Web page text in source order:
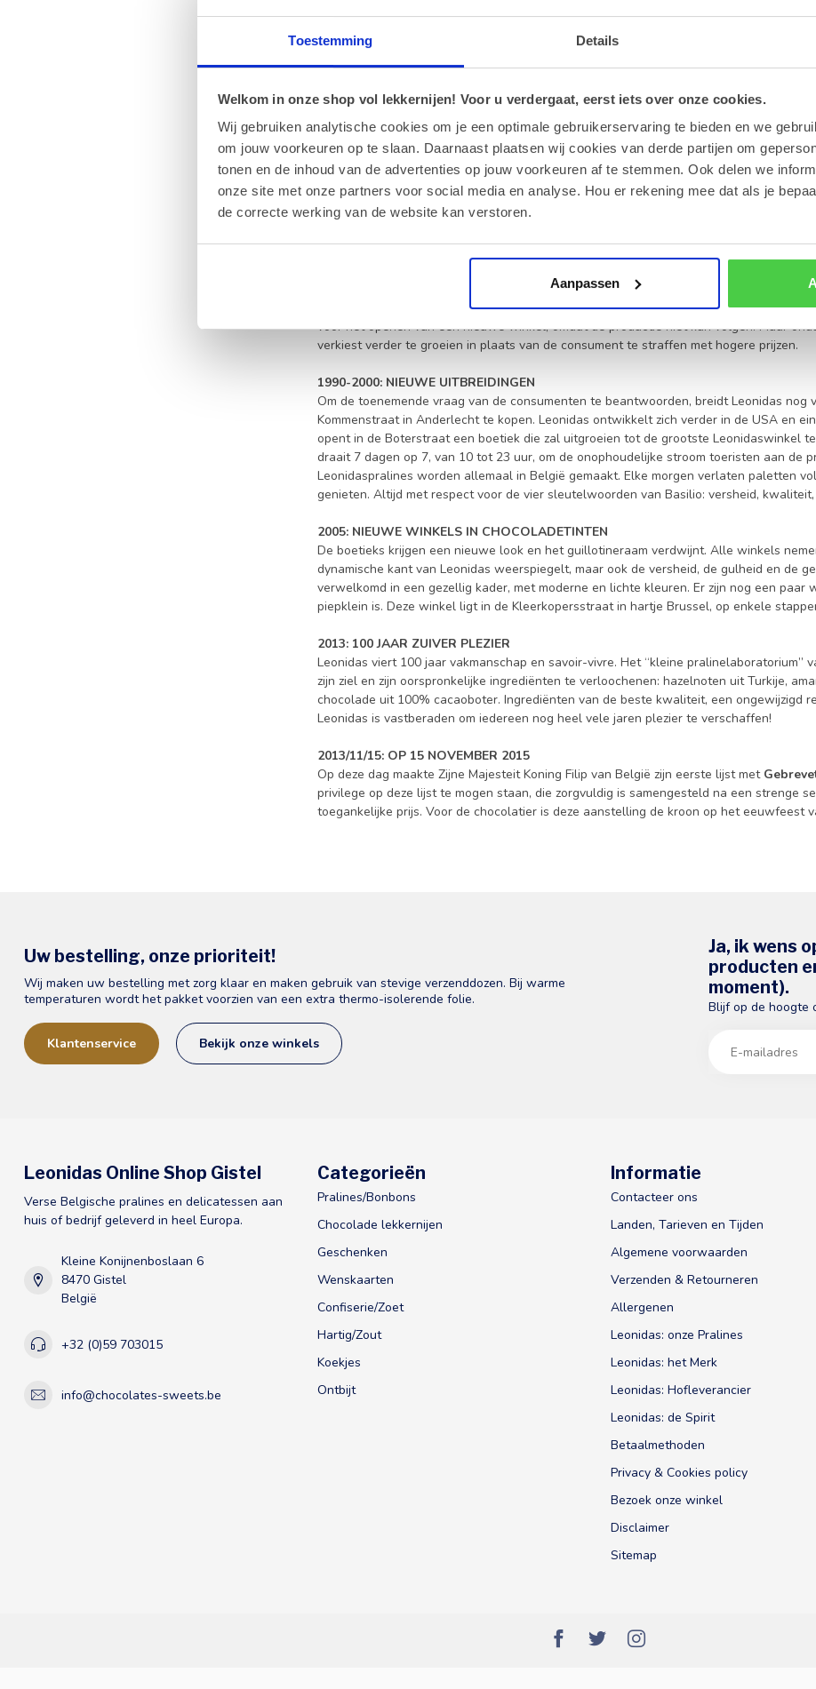
Toestemming Details
Welkom in onze shop vol lekkernijen! Voor u verdergaat, eerst iets over onze cookies.
Wij gebruiken analytische cookies om je een optimale gebruikerservaring te bieden en we
om jouw voorkeuren op te slaan. Daarnaast plaatsen wij cookies van derde partijen om
tonen en de inhoud van de advertenties op jouw voorkeuren af te stemmen. Ook delen we
onze site met onze partners voor social media en analyse. Hou er rekening mee dat als je
de correcte werking van de website kan verstoren.
Aanpassen
Het succes van Leonidas is gefundeerd op stevige waarden, zoals de beroemde
wordt. De oorspronkelijke Manon was samengesteld uit roombotercrème, krokante
werkt het liefst met chocolade en daarom vervangt hij de suikerlaag door witte
uiteindelijk wordt de walnoot vervangen door een hele hazelnoot. Een bestseller die
1970-1985: INTERNATIONALE ONTWIKKELING
Op 2 april 1970 sterft Basilio en worden zijn broers en zussen erfgenamen van de
bedrijf leiden van 1970 tot 1985. Het merkt wordt internationaler en de pralines van
Groothertogdom Luxemburg, Duitsland, bij Harrod’s in Londen en zelfs in Athene. Op
vennootschap. De jaren 70 en 80 worden de gouden jaren voor Leonidas. De mensen
productie moet opgedreven worden en de nv Confiserie Leonidas koopt de oude
vandaag de zetel van het bedrijf. Maria Kesdekoglu-Kestekides staat haar vader Jean
Na het overlijden van haar vader neemt Maria Kesdekoglu-Kestekides de leiding
hun Duitse nicht, Vassiliki Kestekidou. De productie is aanzienlijk gestegen, maar
plaatsen die absoluut uniek is in de geschiedenis: Leonidas vraagt aan mensen die
voor het openen van een nieuwe winkel, omdat de productie niet kan volgen! Maar
verkiest verder te groeien in plaats van de consument te straffen met hogere prijzen.
1990-2000: NIEUWE UITBREIDINGEN
Om de toenemende vraag van de consumenten te beantwoorden, breidt Leonidas
Kommenstraat in Anderlecht te kopen. Leonidas ontwikkelt zich verder in de USA en
opent in de Boterstraat een boetiek die zal uitgroeien tot de grootste Leonidaswinkel
draait 7 dagen op 7, van 10 tot 23 uur, om de onophoudelijke stroom toeristen aan de
Leonidaspralines worden allemaal in België gemaakt. Elke morgen verlaten paletten
genieten. Altijd met respect voor de vier sleutelwoorden van Basilio: versheid,
2005: NIEUWE WINKELS IN CHOCOLADETINTEN
De boetieks krijgen een nieuwe look en het guillotineraam verdwijnt. Alle winkels
dynamische kant van Leonidas weerspiegelt, maar ook de versheid, de gulheid en de
verwelkomd in een gezellig kader, met moderne en lichte kleuren. Er zijn nog een
piepklein is. Deze winkel ligt in de Kleerkopersstraat in hartje Brussel, op enkele
2013: 100 JAAR ZUIVER PLEZIER
Leonidas viert 100 jaar vakmanschap en savoir-vivre. Het “kleine
zijn ziel en zijn oorspronkelijke ingrediënten te verloochenen: hazelnoten uit Turkije,
chocolade uit 100% cacaoboter. Ingrediënten van de beste kwaliteit, een ongewijzigd
Leonidas is vastberaden om iedereen nog heel vele jaren plezier te verschaffen!
2013/11/15: OP 15 NOVEMBER 2015
Op deze dag maakte Zijne Majesteit Koning Filip van België zijn eerste lijst met
privilege op deze lijst te mogen staan, die zorgvuldig is samengesteld na een strenge
toegankelijke prijs. Voor de chocolatier is deze aanstelling de kroon op het eeuwfeest
Uw bestelling, onze prioriteit!
Wij maken uw bestelling met zorg klaar en maken gebruik van stevige verzenddozen. Bij warme
temperaturen wordt het pakket voorzien van een extra thermo-isolerende folie.
Klantenservice Bekijk onze winkels
Ja, ik wens
producten
moment).
Blijf op de hoogte
Leonidas Online Shop Gistel
Verse Belgische pralines en delicatessen aan
huis of bedrijf geleverd in heel Europa.
Kleine Konijnenboslaan 6
8470 Gistel
België
+32 (0)59 703015
info@chocolates-sweets.be
Categorieën
Pralines/Bonbons
Chocolade lekkernijen
Geschenken
Wenskaarten
Confiserie/Zoet
Hartig/Zout
Koekjes
Ontbijt
Informatie
Contacteer ons
Landen, Tarieven en Tijden
Algemene voorwaarden
Verzenden & Retourneren
Allergenen
Leonidas: onze Pralines
Leonidas: het Merk
Leonidas: Hofleverancier
Leonidas: de Spirit
Betaalmethoden
Privacy & Cookies policy
Bezoek onze winkel
Disclaimer
Sitemap